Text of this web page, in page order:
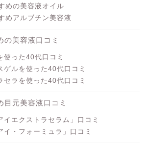
めの美容液オイル
めアルブチン美容液
の美容液口コミ
使った40代口コミ
ゲルを使った40代口コミ
セラを使った40代口コミ
目元美容液口コミ
イエクストラセラム」口コミ
イ・フォーミュラ」口コミ